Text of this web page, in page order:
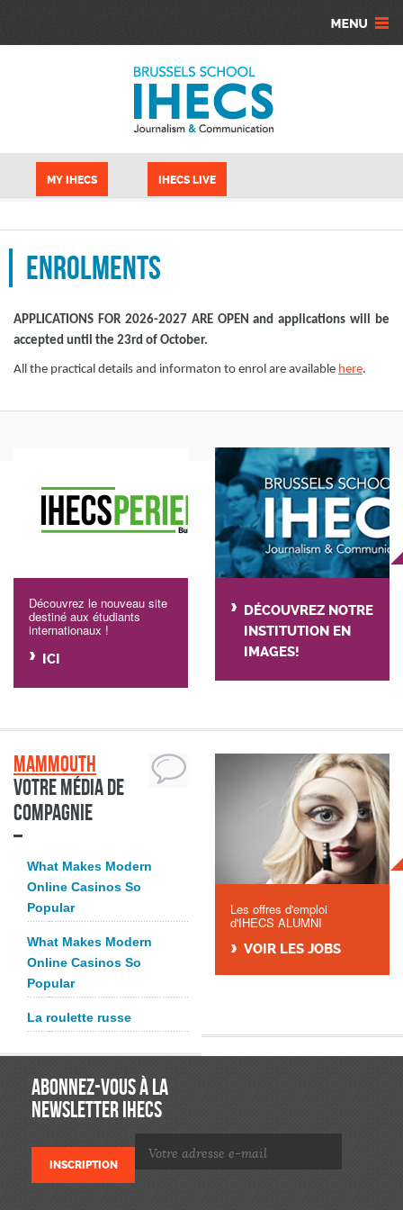
MY IHECS IHECS LIVE
Enrolments
APPLICATIONS FOR 2026-2027 ARE OPEN and applications will be
accepted until the 23rd of October.
All the practical details and informaton to enrol are available here.
Découvrez le nouveau site
destiné aux étudiants
internationaux !
ICI
DÉCOUVREZ NOTRE
INSTITUTION EN
IMAGES!
Mammouth
Votre média de
compagnie
What Makes Modern
Online Casinos So
Popular
What Makes Modern
Online Casinos So
Popular
La roulette russe
Les offres d'emploi
d'IHECS ALUMNI
VOIR LES JOBS
ABONNEZ-VOUS À LA
NEWSLETTER IHECS